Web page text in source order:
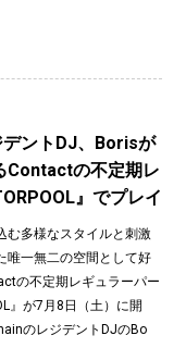
ントDJ、Borisが
Contactの不定期レ
』でプレイ
む多様なスタイルと刺激
唯一無二の空間として好
の不定期レギュラーパー
』が7月8日（土）に開
のレジデントDJのBo